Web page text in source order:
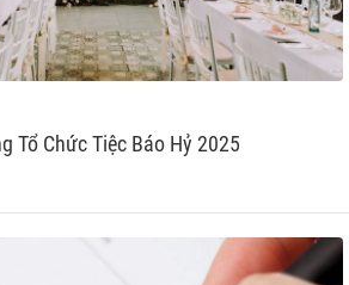
Tổ Chức Tiệc Báo Hỷ 2025